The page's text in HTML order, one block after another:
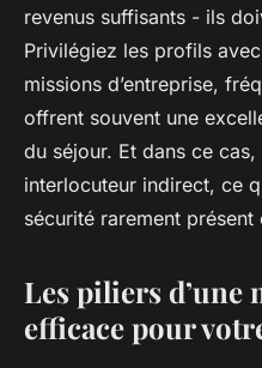
revenus suffisants - ils
Privilégiez les profils
missions d’entreprise,
offrent souvent une
du séjour. Et dans ce
interlocuteur indirect, ce
sécurité rarement
Les piliers d’une
efficace pour